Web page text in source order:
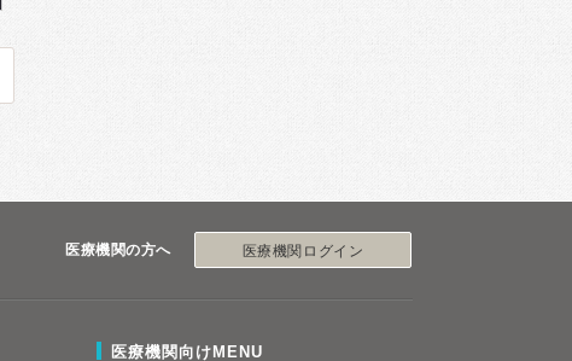
医療機関の方へ 医療機関ログイン
医療機関向けMENU